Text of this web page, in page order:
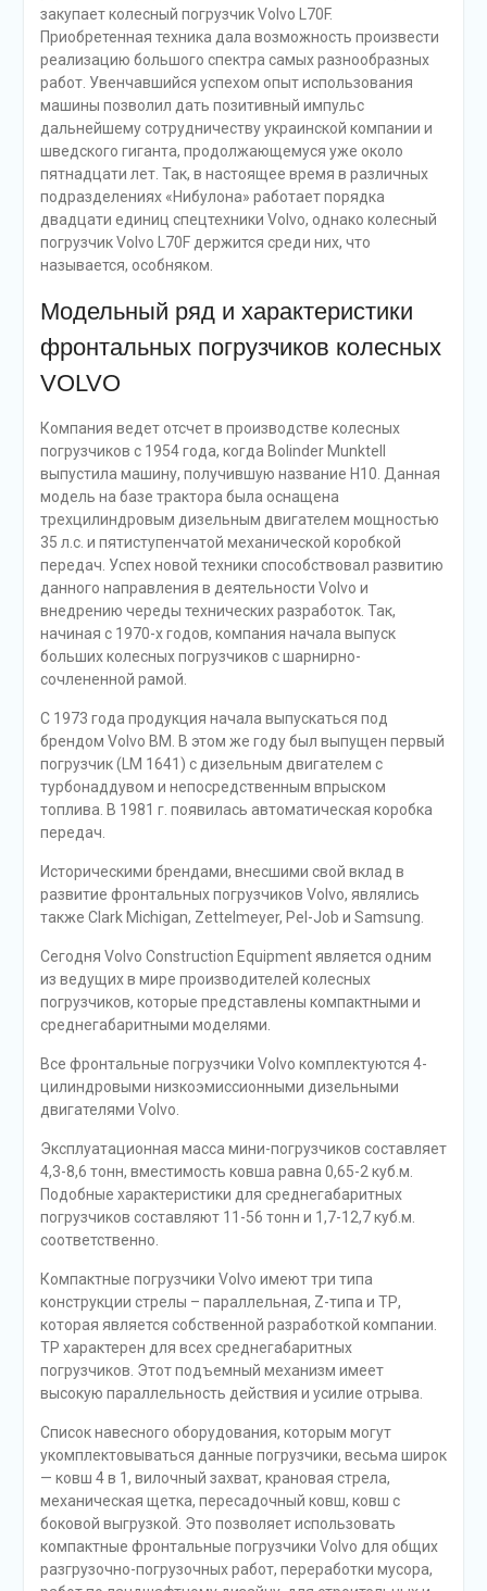
закупает колесный погрузчик Volvo L70F.
Приобретенная техника дала возможность произвести
реализацию большого спектра самых разнообразных
работ. Увенчавшийся успехом опыт использования
машины позволил дать позитивный импульс
дальнейшему сотрудничеству украинской компании и
шведского гиганта, продолжающемуся уже около
пятнадцати лет. Так, в настоящее время в различных
подразделениях «Нибулона» работает порядка
двадцати единиц спецтехники Volvo, однако колесный
погрузчик Volvo L70F держится среди них, что
называется, особняком.
Модельный ряд и характеристики
фронтальных погрузчиков колесных
VOLVO
Компания ведет отсчет в производстве колесных
погрузчиков с 1954 года, когда Bolinder Munktell
выпустила машину, получившую название H10. Данная
модель на базе трактора была оснащена
трехцилиндровым дизельным двигателем мощностью
35 л.с. и пятиступенчатой механической коробкой
передач. Успех новой техники способствовал развитию
данного направления в деятельности Volvo и
внедрению череды технических разработок. Так,
начиная с 1970-х годов, компания начала выпуск
больших колесных погрузчиков с шарнирно-
сочлененной рамой.
С 1973 года продукция начала выпускаться под
брендом Volvo BM. В этом же году был выпущен первый
погрузчик (LM 1641) с дизельным двигателем с
турбонаддувом и непосредственным впрыском
топлива. В 1981 г. появилась автоматическая коробка
передач.
Историческими брендами, внесшими свой вклад в
развитие фронтальных погрузчиков Volvo, являлись
также Clark Michigan, Zettelmeyer, Pel-Job и Samsung.
Сегодня Volvo Construction Equipment является одним
из ведущих в мире производителей колесных
погрузчиков, которые представлены компактными и
среднегабаритными моделями.
Все фронтальные погрузчики Volvo комплектуются 4-
цилиндровыми низкоэмиссионными дизельными
двигателями Volvo.
Эксплуатационная масса мини-погрузчиков составляет
4,3-8,6 тонн, вместимость ковша равна 0,65-2 куб.м.
Подобные характеристики для среднегабаритных
погрузчиков составляют 11-56 тонн и 1,7-12,7 куб.м.
соответственно.
Компактные погрузчики Volvo имеют три типа
конструкции стрелы – параллельная, Z-типа и ТР,
которая является собственной разработкой компании.
ТР характерен для всех среднегабаритных
погрузчиков. Этот подъемный механизм имеет
высокую параллельность действия и усилие отрыва.
Список навесного оборудования, которым могут
укомплектовываться данные погрузчики, весьма широк
— ковш 4 в 1, вилочный захват, крановая стрела,
механическая щетка, пересадочный ковш, ковш с
боковой выгрузкой. Это позволяет использовать
компактные фронтальные погрузчики Volvo для общих
разгрузочно-погрузочных работ, переработки мусора,